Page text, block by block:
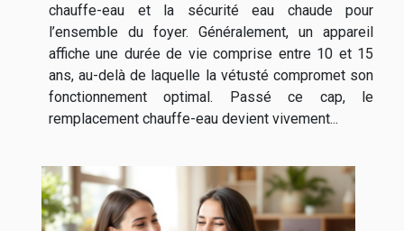
chauffe-eau et la sécurité eau chaude pour
l’ensemble du foyer. Généralement, un appareil
affiche une durée de vie comprise entre 10 et 15
ans, au-delà de laquelle la vétusté compromet son
fonctionnement optimal. Passé ce cap, le
remplacement chauffe-eau devient vivement...